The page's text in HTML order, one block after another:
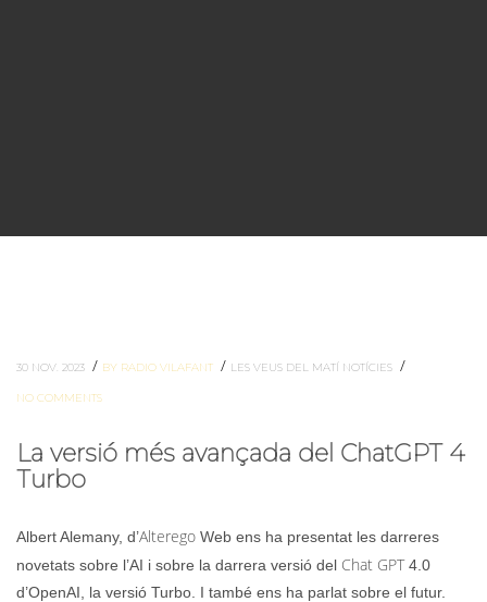
30 NOV. 2023 / BY RADIO VILAFANT / LES VEUS DEL MATÍ NOTÍCIES /
NO COMMENTS
La versió més avançada del ChatGPT 4
Turbo
Albert Alemany, d’Alterego Web ens ha presentat les darreres
novetats sobre l’AI i sobre la darrera versió del Chat GPT4.0
d’OpenAI, la versió Turbo. I també ens ha parlat sobre el futur.